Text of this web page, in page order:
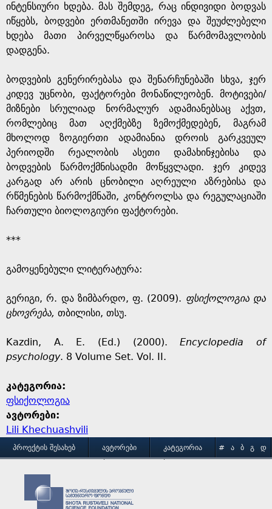
ინტენსიური ხდება. მას შემდეგ, რაც ინდივიდი ბოდვას
იწყებს, ბოდვები ერთმანეთში ირევა და შეუძლებელი
ხდება მათი პირველწყაროსა და წარმომავლობის
დადგენა.
ბოდვების გენერირებასა და შენარჩუნებაში სხვა, ჯერ
კიდევ უცნობი, ფაქტორები მონაწილეობენ. მოტივები/
მიზნები სრულიად ნორმალურ ადამიანებსაც აქვთ,
რომლებიც მათ აღქმებზე ზემოქმედებენ, მაგრამ
მხოლოდ ზოგიერთი ადამიანია დროის გარკვეულ
პერიოდში რეალობის ასეთი დამახინჯებისა და
ბოდვების წარმოქმნისადმი მოწყვლადი. ჯერ კიდევ
კარგად არ არის ცნობილი აღრეული აზრებისა და
რწმენების წარმოქმნაში, კონტროლსა და რეგულაციაში
ჩართული ბიოლოგიური ფაქტორები.
***
გამოყენებული ლიტერატურა:
გერიგი, რ. და ზიმბარდო, ფ. (2009). ფსიქოლოგია და
ცხოვრება, თბილისი, თსუ.
Kazdin, A. E. (Ed.) (2000).Encyclopedia of
psychology. 8 Volume Set. Vol. II.
კატეგორია:
ფსიქოლოგია
ავტორები:
Lili Khechuashvili
MᲞᲠᲝᲔᲥᲢᲘᲡ ᲨᲔᲡᲐᲮᲔᲑ ᲐᲕᲢᲝᲠᲔᲑᲘ ᲙᲐᲢᲔᲒᲝᲠᲘᲐ # Ა Ბ Გ
Დ